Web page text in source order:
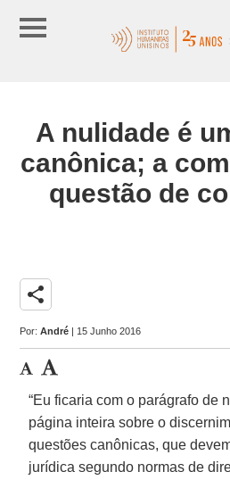
A nulidade é
canônica; a
questão de
share
Por:André | 15 Junho 2016
“Eu ficaria com o parágrafo de
página inteira sobre o
questões canônicas, que
jurídica segundo normas de